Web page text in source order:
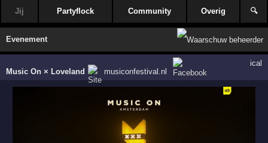
Jij Partyflock Community Overig 🔍
Evenement
Music On × Loveland musiconfestival.nl
ical